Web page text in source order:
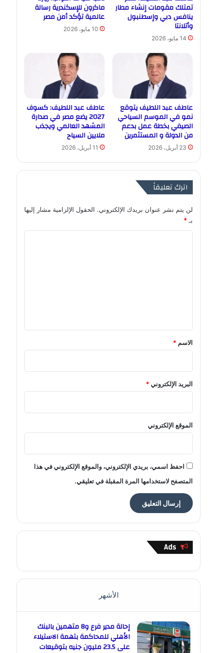
تمتلك مقومات إنشاء مطار
ينافس دبي وإسطنبول
وأتلانتا
14 مايو، 2026
ماكرون للإسكندرية رسالة
عالمية تؤكد أمن مصر
10 مايو، 2026
عاطف عبد اللطيف يتوقع
نمو في الموسم السياحي
الصيفي بخطة عمل بدعم
من الدولة و المستثمرين
23 أبريل، 2026
عاطف عبد اللطيف: كسوف
2027 يضع مصر في صدارة
المشهد العالمي ويجذب
ملايين السياح
11 أبريل، 2026
اترك تعليقاً
لن يتم نشر عنوان بريدك الإلكتروني. الحقول الإلزامية مشار إليها
بـ *
*
الاسم *
البريد الإلكتروني*
الموقع الإلكتروني
احفظ اسمي، بريدي الإلكتروني، والموقع الإلكتروني في هذا
المتصفح لاستخدامها المرة المقبلة في تعليقي.
Ads
الأشهر
إحالة مدير فرع و8 متهمين بالبنك
الأهلي للمحاكمة بتهمة الاستيلاء
على 23.5 مليون جنيه بتوقيعات